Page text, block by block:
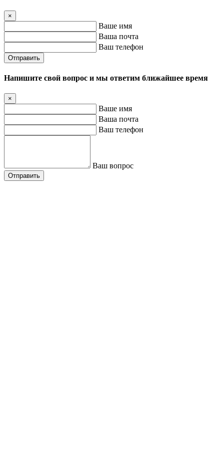
×
Ваше имя
Ваша почта
Ваш телефон
Отправить
Напишите свой вопрос и мы ответим ближайшее время
×
Ваше имя
Ваша почта
Ваш телефон
Ваш вопрос
Отправить